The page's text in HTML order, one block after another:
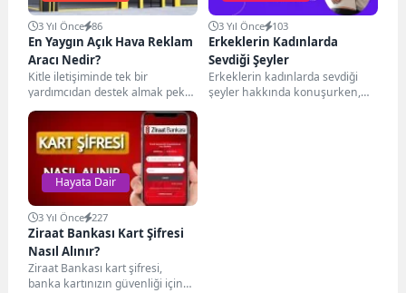
3 Yıl Önce 86
En Yaygın Açık Hava Reklam
Aracı Nedir?
Kitle iletişiminde tek bir
yardımcıdan destek almak pek
mantıklı değildir. Genel olarak
açık hava reklam...
3 Yıl Önce 103
Erkeklerin Kadınlarda
Sevdiği Şeyler
Erkeklerin kadınlarda sevdiği
şeyler hakkında konuşurken,
Hayata Dair
3 Yıl Önce 227
Ziraat Bankası Kart Şifresi
Nasıl Alınır?
Ziraat Bankası kart şifresi,
banka kartınızın güvenliği için